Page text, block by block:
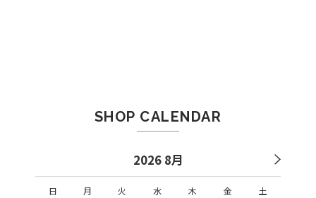
SHOP CALENDAR
2026 8月
日 月 火 水 木 金 土